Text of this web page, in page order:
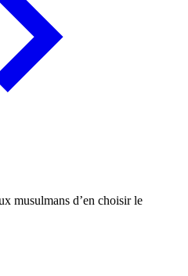
musulmans d’en choisir le